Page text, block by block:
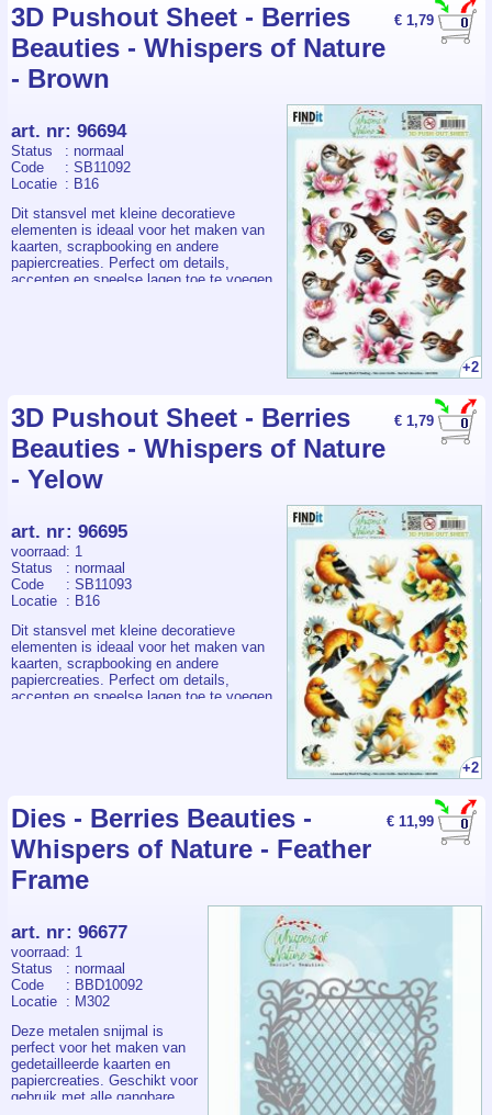
€ 1,79
3D Pushout Sheet - Berries
Beauties - Whispers of Nature
- Brown
+2
art. nr: 96694
Status
: normaal
Code
: SB11092
Locatie : B16
Dit stansvel met kleine decoratieve
elementen is ideaal voor het maken van
kaarten, scrapbooking en andere
papiercreaties. Perfect om details,
accenten en speelse lagen toe te voegen
€ 1,79
3D Pushout Sheet - Berries
Beauties - Whispers of Nature
- Yelow
+2
art. nr: 96695
voorraad: 1
Status
: normaal
Code
: SB11093
Locatie : B16
Dit stansvel met kleine decoratieve
elementen is ideaal voor het maken van
kaarten, scrapbooking en andere
papiercreaties. Perfect om details,
accenten en speelse lagen toe te voegen
€ 11,99
Dies - Berries Beauties -
Whispers of Nature - Feather
Frame
art. nr: 96677
voorraad: 1
Status
: normaal
Code
: BBD10092
Locatie : M302
Deze metalen snijmal is
perfect voor het maken van
gedetailleerde kaarten en
papiercreaties. Geschikt voor
gebruik met alle gangbare